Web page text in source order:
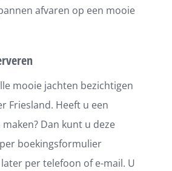
afvaren op een mooie
mooie jachten bezichtigen
Friesland. Heeft u een
Dan kunt u deze
boekingsformulier
per telefoon of e-mail. U